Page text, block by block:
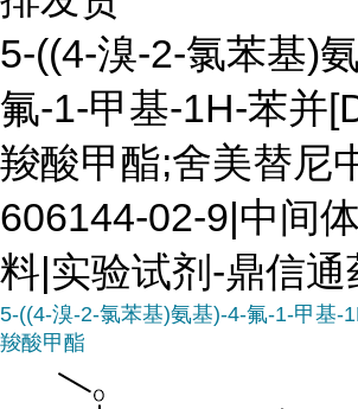
5-((4-溴-2-氯苯基)
氟-1-甲基-1H-苯并
羧酸甲酯;舍美替尼
606144-02-9|中间
料|实验试剂-鼎信通
5-((4-溴-2-氯苯基)氨基)-4-氟-1-甲基-
羧酸甲酯